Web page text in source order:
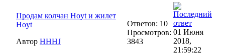
Продам колчан Hoyt и жилет
Hoyt
Автор HHHJ
Ответов: 10
Просмотров:
3843
01 Июня
2018,
21:59:22